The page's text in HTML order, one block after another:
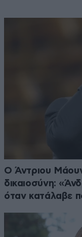
Ο Άντριου
δικαιοσύνη:
όταν κατάλαβε